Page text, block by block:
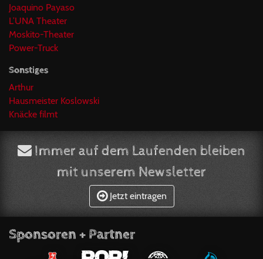
Joaquino Payaso
L’UNA Theater
Moskito-Theater
Power-Truck
Sonstiges
Arthur
Hausmeister Koslowski
Knäcke filmt
Immer auf dem Laufenden bleiben
mit unserem Newsletter
Jetzt eintragen
Sponsoren + Partner